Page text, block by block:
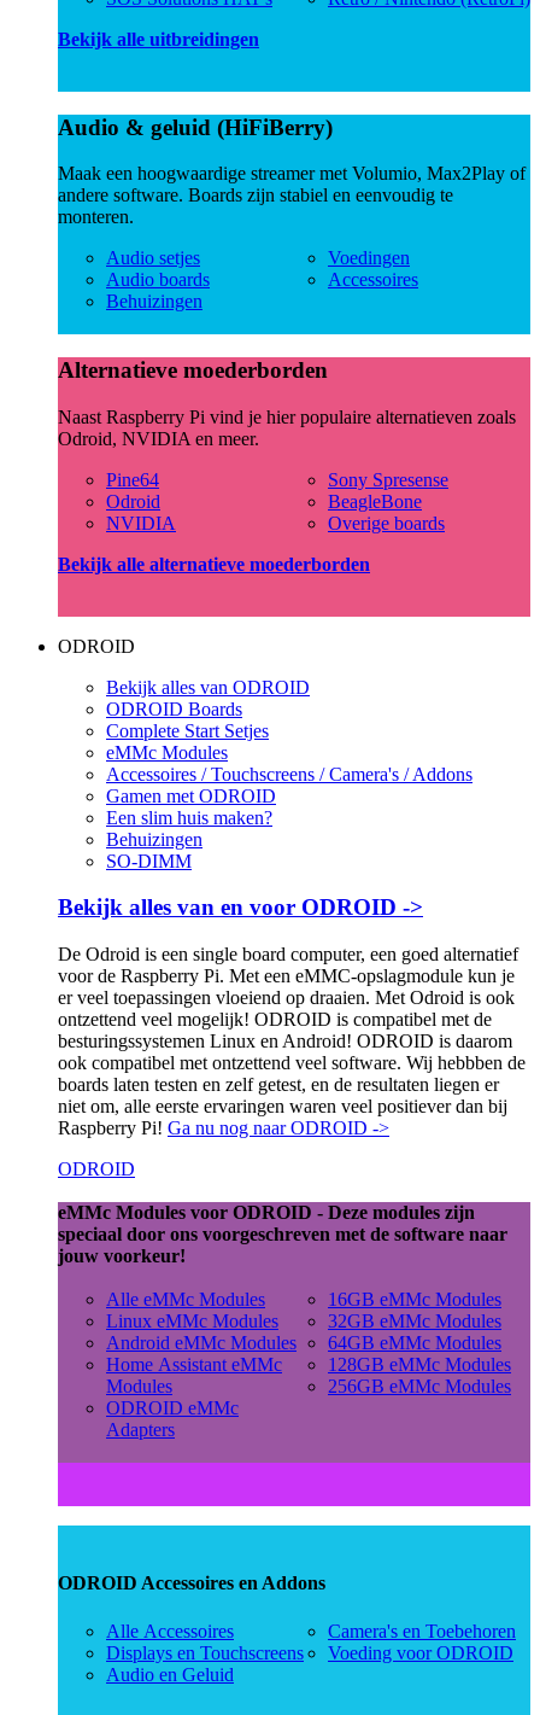
Bekijk alle uitbreidingen
Audio & geluid (HiFiBerry)
Maak een hoogwaardige streamer met Volumio, Max2Play of
andere software. Boards zijn stabiel en eenvoudig te
monteren.
Audio setjes
Audio boards
Behuizingen
Voedingen
Accessoires
Alternatieve moederborden
Naast Raspberry Pi vind je hier populaire alternatieven zoals
Odroid, NVIDIA en meer.
Pine64
Odroid
NVIDIA
Sony Spresense
BeagleBone
Overige boards
Bekijk alle alternatieve moederborden
ODROID
Bekijk alles van ODROID
ODROID Boards
Complete Start Setjes
eMMc Modules
Accessoires / Touchscreens / Camera's / Addons
Gamen met ODROID
Een slim huis maken?
Behuizingen
SO-DIMM
Bekijk alles van en voor ODROID ->
De Odroid is een single board computer, een goed alternatief
voor de Raspberry Pi. Met een eMMC-opslagmodule kun je
er veel toepassingen vloeiend op draaien. Met Odroid is ook
ontzettend veel mogelijk! ODROID is compatibel met de
besturingssystemen Linux en Android! ODROID is daarom
ook compatibel met ontzettend veel software. Wij hebbben de
boards laten testen en zelf getest, en de resultaten liegen er
niet om, alle eerste ervaringen waren veel positiever dan bij
Raspberry Pi! Ga nu nog naar ODROID ->
ODROID
eMMc Modules voor ODROID - Deze modules zijn
speciaal door ons voorgeschreven met de software naar
jouw voorkeur!
Alle eMMc Modules
Linux eMMc Modules
Android eMMc Modules
Home Assistant eMMc
Modules
ODROID eMMc
Adapters
16GB eMMc Modules
32GB eMMc Modules
64GB eMMc Modules
128GB eMMc Modules
256GB eMMc Modules
ODROID Accessoires en Addons
Alle Accessoires
Displays en Touchscreens
Audio en Geluid
Camera's en Toebehoren
Voeding voor ODROID